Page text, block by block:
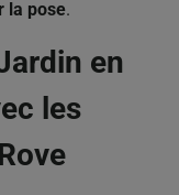
la pose.
en
les